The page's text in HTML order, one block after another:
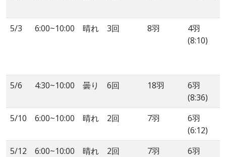
5/3 6:00~10:00 晴れ 3回 8羽
4羽
(8:10)
5/6 4:30~10:00 曇り 6回 18羽
6羽
(8:36)
5/10
6:00~10:00 晴れ 2回 7羽
6羽
(6:12)
5/12
6:00~10:00 晴れ 2回 7羽
6羽